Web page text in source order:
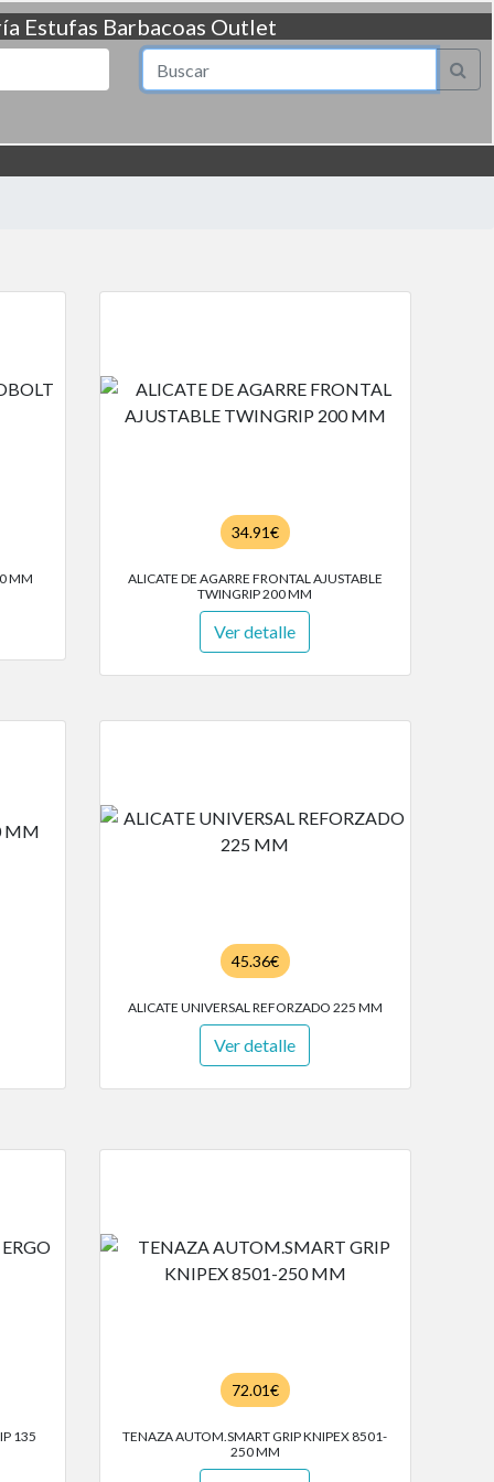
Estufas Barbacoas Outlet
MM
34.91€
ALICATE DE AGARRE FRONTAL AJUSTABLE
TWINGRIP 200 MM
Ver detalle
45.36€
ALICATE UNIVERSAL REFORZADO 225 MM
Ver detalle
135
72.01€
TENAZA AUTOM.SMART GRIP KNIPEX 8501-
250 MM